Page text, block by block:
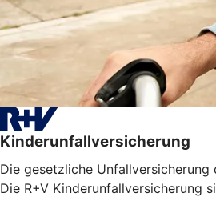
Kinderunfallversicherung
Die gesetzliche
Die R+V Kinderunfallversicherung